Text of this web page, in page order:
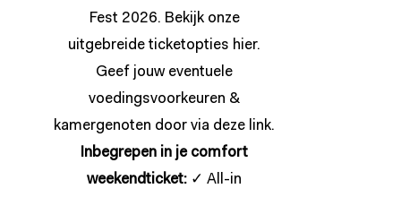
Fest 2026. Bekijk onze
uitgebreide ticketopties hier.
Geef jouw eventuele
voedingsvoorkeuren &
kamergenoten door via deze link.
Inbegrepen in je comfort
weekendticket: ✓ All-in